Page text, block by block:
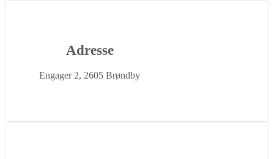
Adresse
Engager 2, 2605 Brøndby